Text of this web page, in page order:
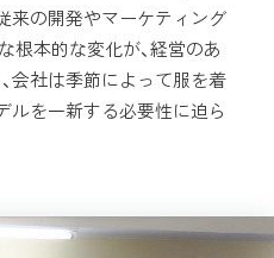
来の開発やマーケティング
根本的な変化が、経営のあ
会社は季節によって服を着
ルを一新する必要性に迫ら